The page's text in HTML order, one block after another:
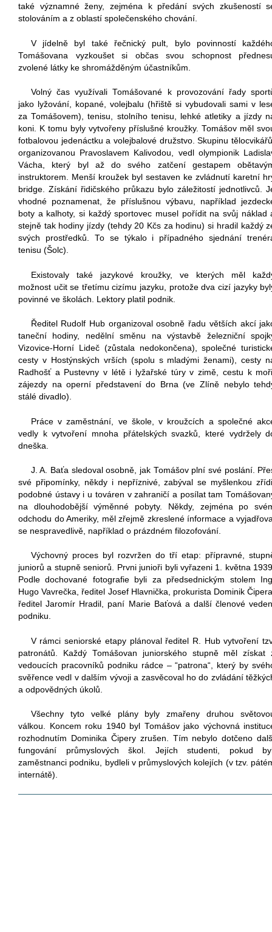
také významné ženy, zejména k předání svých zkušeností
stolováním a z oblastí společenského chování.
V jídelně byl také řečnický pult, bylo povinností
Tomášovana vyzkoušet si občas svou schopnost
zvolené látky ke shromážděným účastníkům.
Volný čas využívali Tomášované k provozování řady
jako lyžování, kopané, volejbalu (hřiště si vybudovali sami v
za Tomášovem), tenisu, stolního tenisu, lehké atletiky a jízdy
koni. K tomu byly vytvořeny příslušné kroužky. Tomášov měl
fotbalovou jedenáctku a volejbalové družstvo. Skupinu
organizovanou Pravoslavem Kalivodou, vedl olympionik
Vácha, který byl až do svého zatčení gestapem
instruktorem. Menší kroužek byl sestaven ke zvládnutí karetní
bridge. Získání řidičského průkazu bylo záležitostí jednotlivců.
vhodné poznamenat, že příslušnou výbavu, například
boty a kalhoty, si každý sportovec musel pořídit na svůj náklad
stejně tak hodiny jízdy (tehdy 20 Kčs za hodinu) si hradil každý
svých prostředků. To se týkalo i případného sjednání
tenisu (Šolc).
Existovaly také jazykové kroužky, ve kterých měl
možnost učit se třetímu cizímu jazyku, protože dva cizí jazyky
povinné ve školách. Lektory platil podnik.
Ředitel Rudolf Hub organizoval osobně řadu větších akcí
taneční hodiny, nedělní směnu na výstavbě železniční
Vizovice-Horní Lideč (zůstala nedokončena), společné
cesty v Hostýnských vrších (spolu s mladými ženami), cesty
Radhošť a Pustevny v létě i lyžařské túry v zimě, cestu k
zájezdy na operní představení do Brna (ve Zlíně nebylo
stálé divadlo).
Práce v zaměstnání, ve škole, v kroužcích a společné
vedly k vytvoření mnoha přátelských svazků, které vydržely
dneška.
J. A. Baťa sledoval osobně, jak Tomášov plní své poslání.
své připomínky, někdy i nepříznivé, zabýval se myšlenkou
podobné ústavy i u továren v zahraničí a posílat tam
na dlouhodobější výměnné pobyty. Někdy, zejména po
odchodu do Ameriky, měl zřejmě zkreslené ínformace a
se nespravedlivě, například o prázdném filozofování.
Výchovný proces byl rozvržen do tří etap: přípravné,
juniorů a stupně seniorů. Prvni junioři byli vyřazeni 1. května
Podle dochované fotografie byli za předsednickým stolem
Hugo Vavrečka, ředitel Josef Hlavnička, prokurista Dominik
ředitel Jaromír Hradil, paní Marie Baťová a další členové
podniku.
V rámci seniorské etapy plánoval ředitel R. Hub vytvoření
patronátů. Každý Tomášovan juniorského stupně měl získat
vedoucích pracovníků podniku rádce – “patrona“, který by
svěřence vedl v dalším vývoji a zasvěcoval ho do zvládání
a odpovědných úkolů.
Všechny tyto velké plány byly zmařeny druhou
válkou. Koncem roku 1940 byl Tomášov jako výchovná
rozhodnutím Dominika Čipery zrušen. Tím nebylo dotčeno
fungování průmyslových škol. Jejích studenti, pokud
zaměstnanci podniku, bydleli v průmyslových kolejích (v tzv.
internátě).